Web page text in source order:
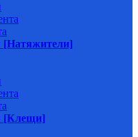
[Натяжители]
[Клещи]